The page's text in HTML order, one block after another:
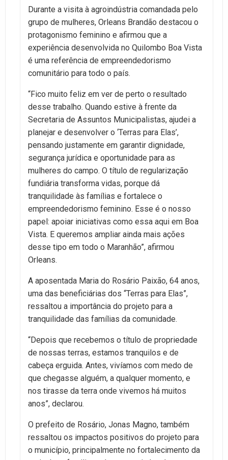
Durante a visita à agroindústria comandada pelo
grupo de mulheres, Orleans Brandão destacou o
protagonismo feminino e afirmou que a
experiência desenvolvida no Quilombo Boa Vista
é uma referência de empreendedorismo
comunitário para todo o país.
“Fico muito feliz em ver de perto o resultado
desse trabalho. Quando estive à frente da
Secretaria de Assuntos Municipalistas, ajudei a
planejar e desenvolver o ‘Terras para Elas’,
pensando justamente em garantir dignidade,
segurança jurídica e oportunidade para as
mulheres do campo. O título de regularização
fundiária transforma vidas, porque dá
tranquilidade às famílias e fortalece o
empreendedorismo feminino. Esse é o nosso
papel: apoiar iniciativas como essa aqui em Boa
Vista. E queremos ampliar ainda mais ações
desse tipo em todo o Maranhão”, afirmou
Orleans.
A aposentada Maria do Rosário Paixão, 64 anos,
uma das beneficiárias dos “Terras para Elas”,
ressaltou a importância do projeto para a
tranquilidade das famílias da comunidade.
“Depois que recebemos o título de propriedade
de nossas terras, estamos tranquilos e de
cabeça erguida. Antes, vivíamos com medo de
que chegasse alguém, a qualquer momento, e
nos tirasse da terra onde vivemos há muitos
anos”, declarou.
O prefeito de Rosário, Jonas Magno, também
ressaltou os impactos positivos do projeto para
o município, principalmente no fortalecimento da